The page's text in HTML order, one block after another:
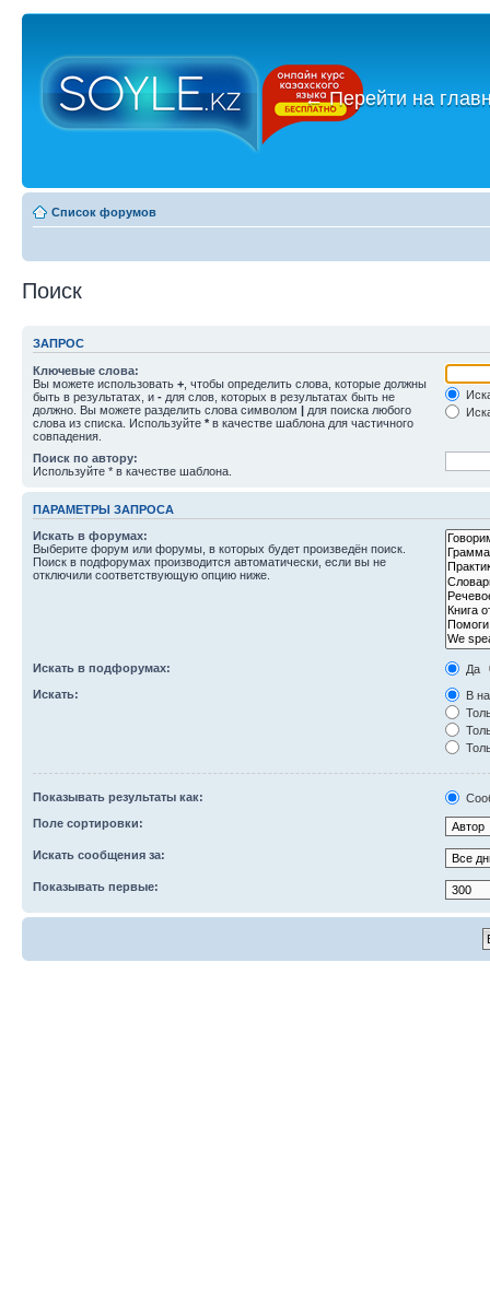
←Перейти на
Список форумов
Поиск
ЗАПРОС
Ключевые слова:
Вы можете использовать + , чтобы определить слова, которые должны
быть в результатах, и - для слов, которых в результатах быть не
должно. Вы можете разделить слова символом | для поиска любого
слова из списка. Используйте * в качестве шаблона для частичного
совпадения.
Поиск по автору:
Используйте * в качестве шаблона.
ПАРАМЕТРЫ ЗАПРОСА
Искать в форумах:
Выберите форум или форумы, в которых будет произведён поиск.
Поиск в подфорумах производится автоматически, если вы не
отключили соответствующую опцию ниже.
Искать в подфорумах:
Да
Искать:
В
Показывать результаты как:
Поле сортировки:
Искать сообщения за:
Показывать первые: